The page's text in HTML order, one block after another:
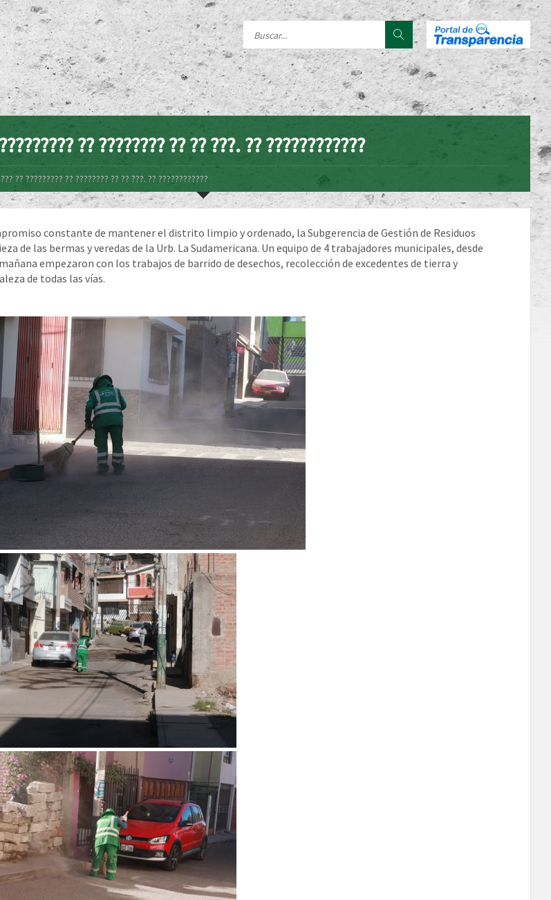
?? ???????? ?? ?? ???. ?? ????????????
?? ????????? ?? ???????? ?? ?? ???. ?? ????????????
constante de mantener el distrito limpio y ordenado, la Subgerencia de Gestión de Residuos
de las bermas y veredas de la Urb. La Sudamericana. Un equipo de 4 trabajadores municipales, desde
empezaron con los trabajos de barrido de desechos, recolección de excedentes de tierra y
de todas las vías.